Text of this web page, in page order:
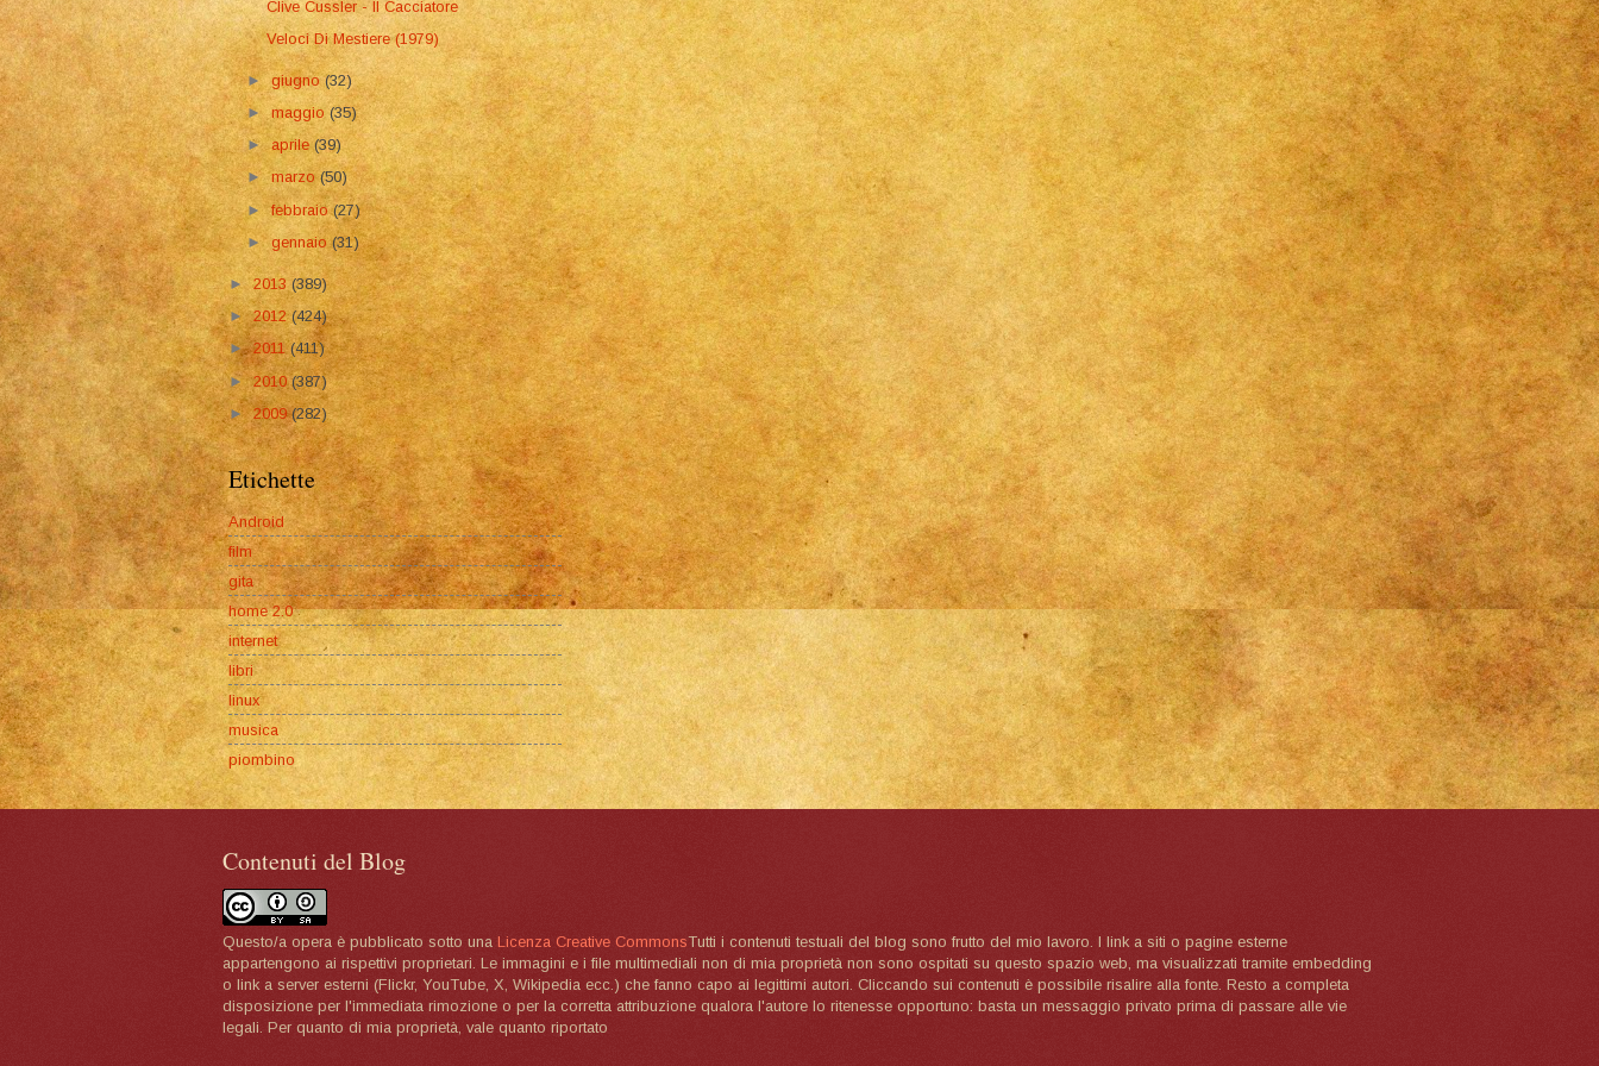
Clive Cussler - Il Cacciatore
Veloci Di Mestiere (1979)
►giugno(32)
►maggio(35)
►aprile(39)
►marzo(50)
►febbraio(27)
►gennaio(31)
►2013 (389)
►2012(424)
►2011(411)
►2010(387)
►2009(282)
Etichette
Android
film
gita
home 2.0
internet
libri
linux
musica
piombino
Contenuti del Blog
Questo/a opera è pubblicato sotto una Licenza Creative CommonsTutti i contenuti testuali del blog sono frutto del mio lavoro. I link a siti o pagine esterne
appartengono ai rispettivi proprietari. Le immagini e i file multimediali non di mia proprietà non sono ospitati su questo spazio web, ma visualizzati tramite embedding
o link a server esterni (Flickr, YouTube, X, Wikipedia ecc.) che fanno capo ai legittimi autori. Cliccando sui contenuti è possibile risalire alla fonte. Resto a completa
disposizione per l'immediata rimozione o per la corretta attribuzione qualora l'autore lo ritenesse opportuno: basta un messaggio privato prima di passare alle vie
legali. Per quanto di mia proprietà, vale quanto riportato